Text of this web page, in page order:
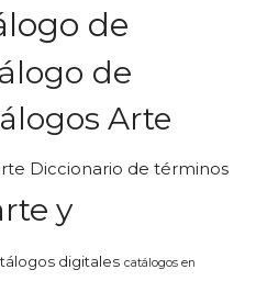
de
de
Arte
Diccionario de términos
y
digitales catálogos en